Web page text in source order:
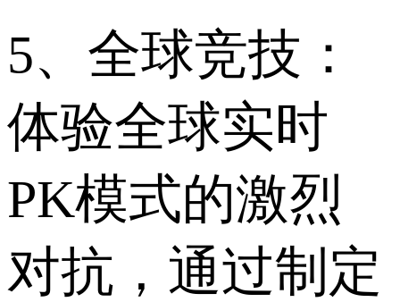
5、全球竞技：
体验全球实时
PK模式的激烈
对抗，通过制定